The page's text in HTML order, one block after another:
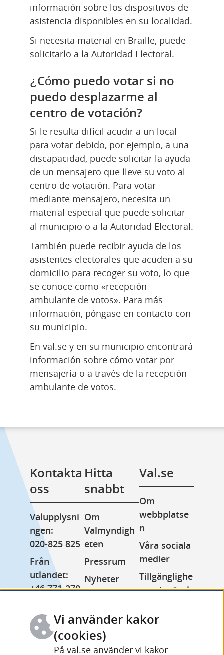
información sobre los dispositivos de
asistencia disponibles en su localidad.
Si necesita material en Braille, puede
solicitarlo a la Autoridad Electoral.
¿Cómo puedo votar si no
puedo desplazarme al
centro de votación?
Si le resulta difícil acudir a un local
para votar debido, por ejemplo, a una
discapacidad, puede solicitar la ayuda
de un mensajero que lleve su voto al
centro de votación. Para votar
mediante mensajero, necesita un
material especial que puede solicitar
al municipio o a la Autoridad Electoral.
También puede recibir ayuda de los
asistentes electorales que acuden a su
domicilio para recoger su voto, lo que
se conoce como «recepción
ambulante de votos». Para más
información, póngase en contacto con
su municipio.
En val.se y en su municipio encontrará
información sobre cómo votar por
mensajería o a través de la recepción
ambulante de votos.
Kontakta
oss
Valupplysni
ngen:
020-825 825
Från
utlandet:
+46 771-270
Växel:
010-575 70
Hitta
snabbt
Om
Valmyndigh
eten
Pressrum
Nyheter
Minoritetss
pråk
Other
Val.se
Om
webbplatse
n
Våra sociala
medier
Tillgänglighe
tsredogörels
Kakor
Behandling
Vi använder kakor
(cookies)
På val.se använder vi kakor